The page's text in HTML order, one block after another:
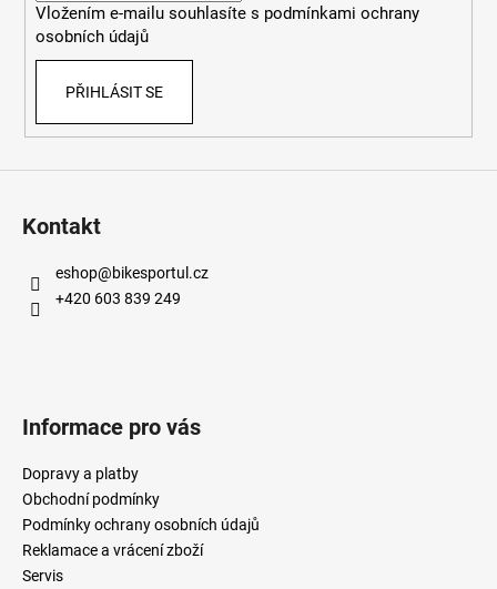
Vložením e-mailu souhlasíte s podmínkami ochrany
osobních údajů
PŘIHLÁSIT SE
Kontakt
eshop@bikesportul.cz
+420 603 839 249
Informace pro vás
Dopravy a platby
Obchodní podmínky
Podmínky ochrany osobních údajů
Reklamace a vrácení zboží
Servis